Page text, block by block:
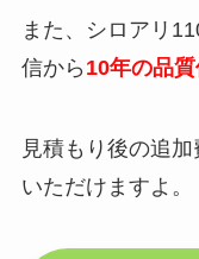
また、シロアリ
信から 10年の品
見積もり後の追
いただけますよ。